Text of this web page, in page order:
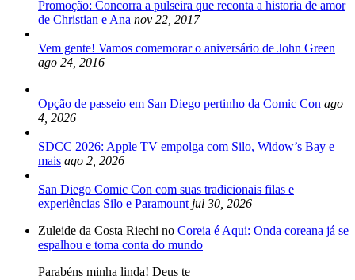
Promoção: Concorra a pulseira que reconta a historia de amor
de Christian e Ana nov 22, 2017
Vem gente! Vamos comemorar o aniversário de John Green
ago 24, 2016
Opção de passeio em San Diego pertinho da Comic Con ago
4, 2026
SDCC 2026: Apple TV empolga com Silo, Widow’s Bay e
mais ago 2, 2026
San Diego Comic Con com suas tradicionais filas e
experiências Silo e Paramount jul 30, 2026
Zuleide da Costa Riechi no Coreia é Aqui: Onda coreana já se
espalhou e toma conta do mundo
Parabéns minha linda! Deus te